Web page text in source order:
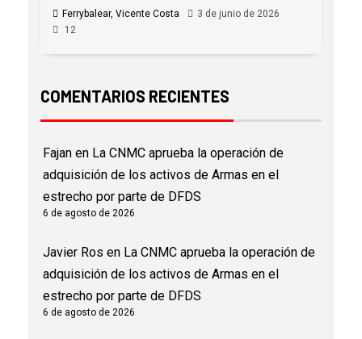
Ferrybalear, Vicente Costa
3 de junio de 2026
12
COMENTARIOS RECIENTES
Fajan en La CNMC aprueba la operación de
adquisición de los activos de Armas en el
estrecho por parte de DFDS
6 de agosto de 2026
Javier Ros en La CNMC aprueba la operación de
adquisición de los activos de Armas en el
estrecho por parte de DFDS
6 de agosto de 2026